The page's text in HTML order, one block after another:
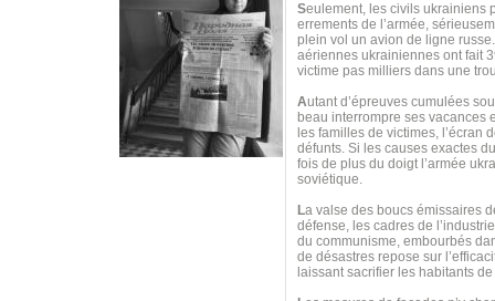
Seulement, les civils ukrainiens
errements de l’armée,
plein vol un avion de ligne
aériennes ukrainiennes ont fait
victime pas milliers dans une
Autant d’épreuves cumulées
beau interrompre ses vacances
les familles de victimes, l’écran
défunts. Si les causes exactes
fois de plus du doigt l’armée
soviétique.
La valse des boucs émissaires
défense, les cadres de
du communisme, embourbés
de désastres repose sur
laissant sacrifier les habitants